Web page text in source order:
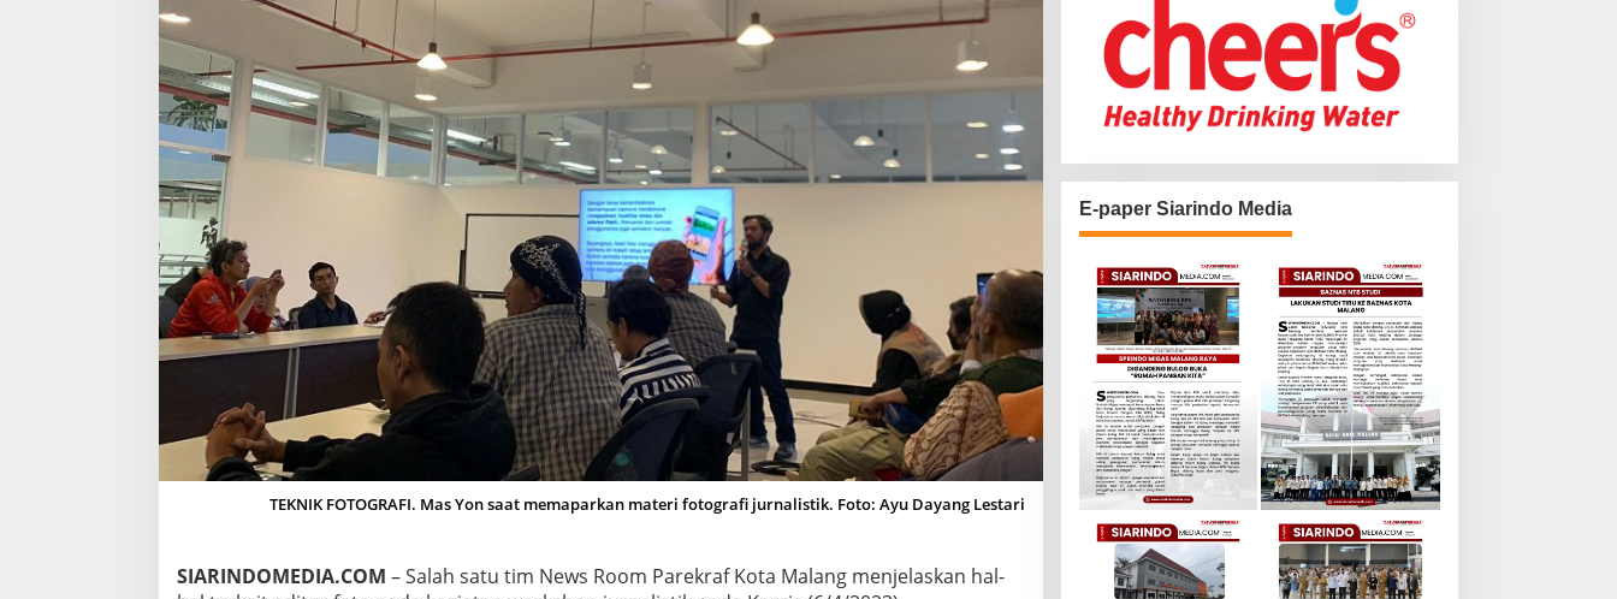
L
S
K
A
N
H
L
T
K
A
I
E
D
O
R
TEKNIK FOTOGRAFI. Mas Yon saat memaparkan materi fotografi jurnalistik. Foto: Ayu Dayang Lestari
SIARINDOMEDIA.COM – Salah satu tim News Room Parekraf Kota Malang menjelaskan hal-
E-paper Siarindo Media